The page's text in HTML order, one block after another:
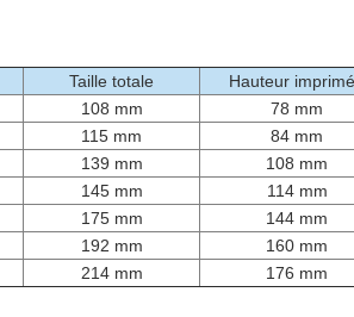
Taille totale Hauteur
108 mm 78 mm
115 mm 84 mm
139 mm 108 mm
145 mm 114 mm
175 mm 144 mm
192 mm 160 mm
214 mm 176 mm